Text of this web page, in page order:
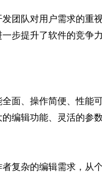
团队对用户需求的重
步提升了软件的竞争
面、操作简便、性能
编辑功能、灵活的参
复杂的编辑需求，